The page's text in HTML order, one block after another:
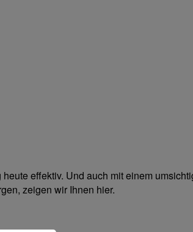
effektiv. Und auch mit einem
zeigen wir Ihnen hier.